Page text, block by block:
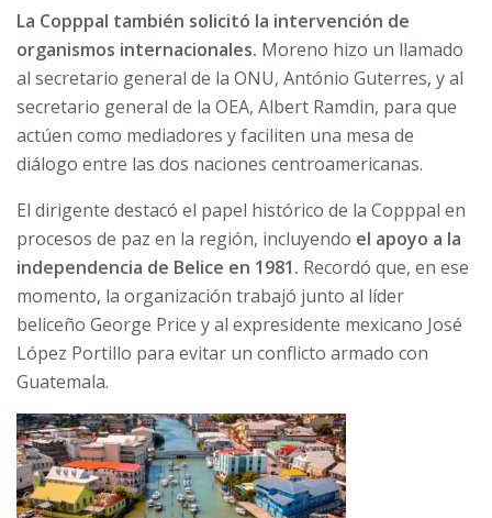
La Copppal también solicitó la intervención de
organismos internacionales. Moreno hizo un llamado
al secretario general de la ONU, António Guterres, y al
secretario general de la OEA, Albert Ramdin, para que
actúen como mediadores y faciliten una mesa de
diálogo entre las dos naciones centroamericanas.
El dirigente destacó el papel histórico de la Copppal en
procesos de paz en la región, incluyendo el apoyo a la
independencia de Belice en 1981. Recordó que, en ese
momento, la organización trabajó junto al líder
beliceño George Price y al expresidente mexicano José
López Portillo para evitar un conflicto armado con
Guatemala.